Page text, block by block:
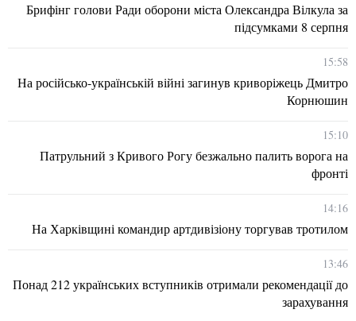
Брифінг голови Ради оборони міста Олександра Вілкула за
підсумками 8 серпня
15:58
На російсько-українській війні загинув криворіжець Дмитро
Корнюшин
15:10
Патрульний з Кривого Рогу безжально палить ворога на
фронті
14:16
На Харківщині командир артдивізіону торгував тротилом
13:46
Понад 212 українських вступників отримали рекомендації до
зарахування